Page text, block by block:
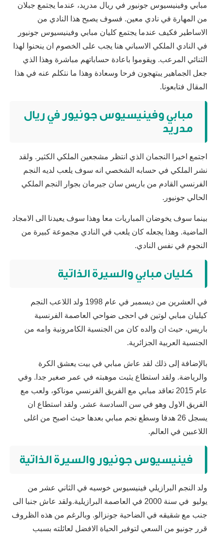
مبابي وفينيسيوس جونيور في ريال مدريد، عندما يجتمع جبلان
من المهارة في نادي معين. فسوف يصبح هذا النادي من
الاساطير فكيف عندما يجتمع كليان مبابي وفينيسيوس جونيور
في النادي الملكي الاسباني هنا يجب على الخصوم ان ينحنوا لهذا
الثنائي المرعب. ويقوموا باعادة حساباتهم مباشرة وهذا الذي
جعل الجماهير يبتهجون فرحا وسعادة وهذا ما نتكلم عنه في هذا
المقال فتابعونا.
مبابي وفينيسيوس جونيور في ريال
مدريد
اجتمع اخيرا النجمان الذي انتظر مشجعين الملكي الكثير. ولقد
نشر الملكي في حسابه الشخصي انه سوف يلعب لديه النجم
الفرنسي القادم من باريس سان جيرمان بجوار النجم الملكي
الحالي جونيور.
بينما سوف يخوضان المباريات معا وهذا سوف يعيدنا الى الامجاد
الماضية. وهذا يجعله كان يلعب في النادي مجموعة كبيرة من
النجوم في نفس النادي.
كليان مبابي والسيرة الذاتية
في العشرين من ديسمبر في عام 1998 ولد اللاعب النجم
كيليان مبابي لوتين في احجى ضواحي العاصمة الفرنسية
باريس، حيث ان والده كان من الجنسية الكامرونية وامه من
الجنسية العربية الجزائرية.
بالإضافة إلى ذلك لقد عاش مبابي في بيت يعشق الكرة
والرياضة. ولقد استطاع يثبت موهبته في عمر صغير جدا. وفي
عام 2015 تعاقد مبابي مع الفريق الفرنسي موناكو، ولعب مع
الفريق الاول وهو في سن السادسة عشر. ولقد استطاع ان
يسجل 26 هدفا وسطع نجم مبابي بعدها حيث اصبح من اغلى
اللاعبين في العالم.
فينيسيوس جونيور والسيرة الذاتية
ولد النجم البرازيلي فينيسيوس خوسيه في الثاني عشر من
يوليو في سنة 2000 في العاصمة البرازيلية.ولقد عاش جنبا الى
جنب مع شقيقه في الضاحية جونزالو. وبالرغم من هذه الظروف
قرر جونيو من السعي لتوفير الحياة الافضل لعائلته بسبب